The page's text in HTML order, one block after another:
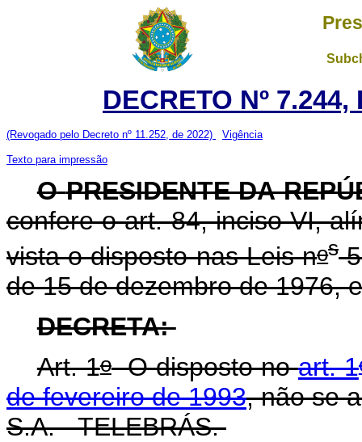
DECRETO Nº
(Revogado pelo Decreto nº 11.252, de 2022) Vigência
Texto para impressão
O PRESIDENTE DA
confere o art. 84, inciso VI,
vista o disposto nas Leis nos
de 15 de dezembro de 1976,
DECRETA:
Art. 1oO disposto noart. 1
de fevereiro de 1993, não se
S.A. - TELEBRÁS.